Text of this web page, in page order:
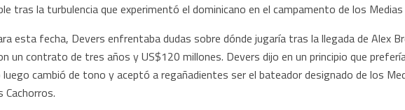
tras la turbulencia que experimentó el dominicano en el campamento de los
esta fecha, Devers enfrentaba dudas sobre dónde jugaría tras la llegada de Alex
un contrato de tres años y US$120 millones. Devers dijo en un principio que
cambió de tono y aceptó a regañadientes ser el bateador designado de los